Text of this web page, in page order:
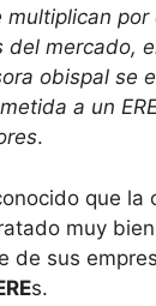
multiplican
del mercado,
obispal se
a un
.
que la
muy
de sus
s.